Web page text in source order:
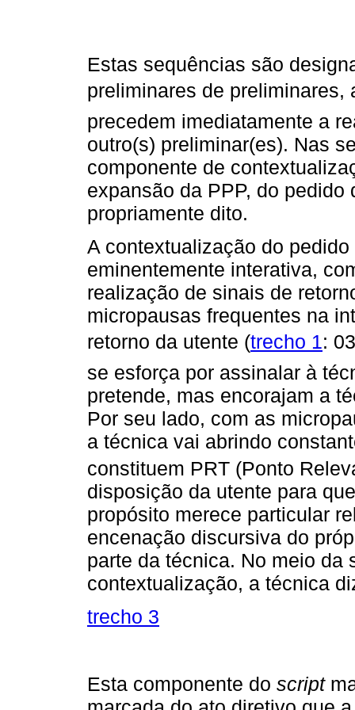
Estas sequências são
preliminares de preliminares,
precedem imediatamente a
outro(s) preliminar(es). Nas
componente de
expansão da PPP, do
propriamente dito.
A contextualização do
eminentemente interativa,
realização de sinais de
micropausas frequentes na
retorno da utente (trecho 1:
se esforça por assinalar à
pretende, mas encorajam a
Por seu lado, com as
a técnica vai abrindo
constituem PRT (Ponto
disposição da utente para
propósito merece particular
encenação discursiva do
parte da técnica. No meio da
contextualização, a técnica
trecho 3
Esta componente do script